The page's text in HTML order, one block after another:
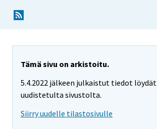
Tämä sivu on arkistoitu.
5.4.2022 jälkeen julkaistut tiedot löydät
uudistetulta sivustolta.
Siirry uudelle tilastosivulle